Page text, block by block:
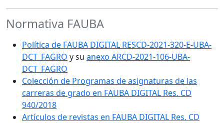
Normativa FAUBA
Política de FAUBA DIGITAL RESCD-2021-320-E-UBA-
DCT_FAGRO y su anexo ARCD-2021-106-UBA-
DCT_FAGRO
Colección de Programas de asignaturas de las
carreras de grado en FAUBA DIGITAL Res. CD
940/2018
Artículos de revistas en FAUBA DIGITAL Res. CD